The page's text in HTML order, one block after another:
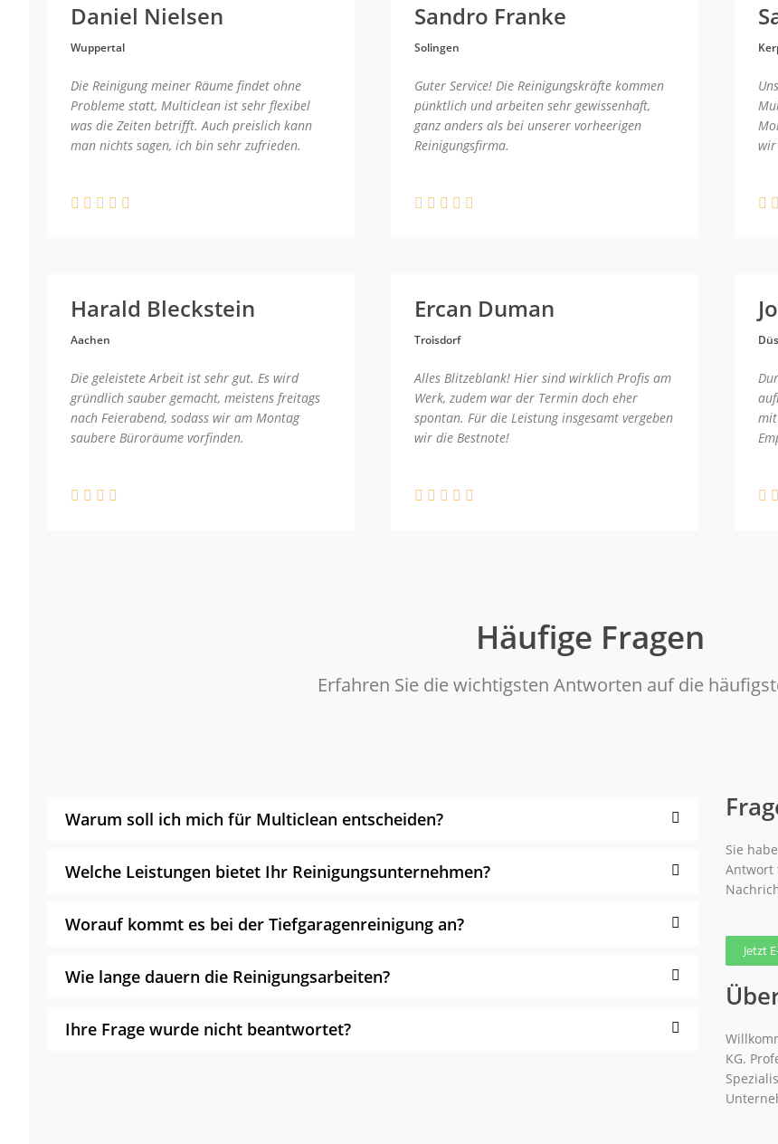
Daniel Nielsen
Wuppertal
Die Reinigung meiner Räume findet ohne
Probleme statt, Multiclean ist sehr flexibel
was die Zeiten betrifft. Auch preislich kann
man nichts sagen, ich bin sehr zufrieden.
Sandro Franke
Solingen
Guter Service! Die Reinigungskräfte kommen
pünktlich und arbeiten sehr gewissenhaft,
ganz anders als bei unserer vorheerigen
Reinigungsfirma.
wir
Harald Bleckstein
Aachen
Die geleistete Arbeit ist sehr gut. Es wird
gründlich sauber gemacht, meistens freitags
nach Feierabend, sodass wir am Montag
saubere Büroräume vorfinden.
Ercan Duman
Troisdorf
Alles Blitzeblank! Hier sind wirklich Profis am
Werk, zudem war der Termin doch eher
spontan. Für die Leistung insgesamt vergeben
wir die Bestnote!
mit
Häufige Fragen
Erfahren Sie die wichtigsten Antworten auf die
Warum soll ich mich für Multiclean entscheiden?
Welche Leistungen bietet Ihr Reinigungsunternehmen?
Worauf kommt es bei der Tiefgaragenreinigung an?
Wie lange dauern die Reinigungsarbeiten?
Ihre Frage wurde nicht beantwortet?
Sie
Antwort
Jetzt
KG.